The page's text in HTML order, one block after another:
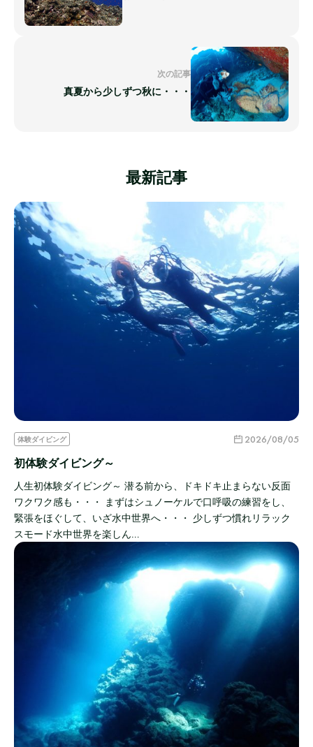
次の記事
真夏から少しずつ秋に・・・
最新記事
体験ダイビング 2026/08/05
初体験ダイビング～
人生初体験ダイビング～ 潜る前から、ドキドキ止まらない反面
ワクワク感も・・・ まずはシュノーケルで口呼吸の練習をし、
緊張をほぐして、いざ水中世界へ・・・ 少しずつ慣れリラック
スモード水中世界を楽しん…